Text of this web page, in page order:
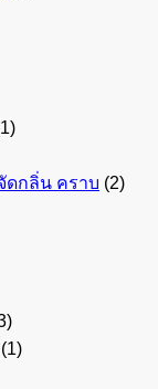
ดกลิ่น คราบ (2)
(1)